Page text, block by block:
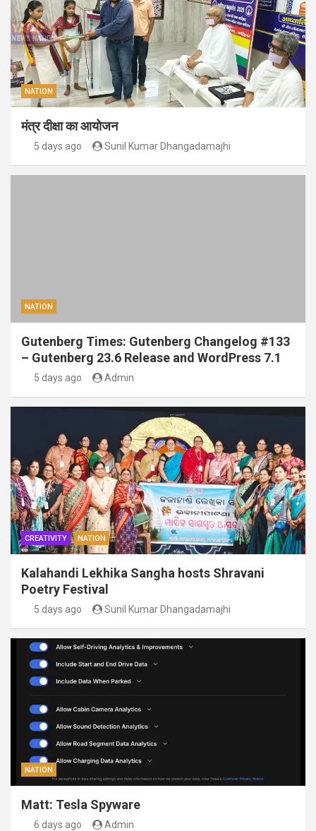
NATION
मंत्र दीक्षा का आयोजन
5 days ago Sunil Kumar Dhangadamajhi
NATION
Gutenberg Times: Gutenberg Changelog #133
– Gutenberg 23.6 Release and WordPress 7.1
5 days ago Admin
CREATIVITY NATION
Kalahandi Lekhika Sangha hosts Shravani
Poetry Festival
5 days ago Sunil Kumar Dhangadamajhi
NATION
Matt: Tesla Spyware
6 days ago Admin